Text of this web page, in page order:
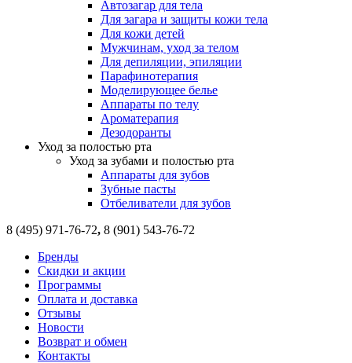
Автозагар для тела
Для загара и защиты кожи тела
Для кожи детей
Мужчинам, уход за телом
Для депиляции, эпиляции
Парафинотерапия
Моделирующее белье
Аппараты по телу
Ароматерапия
Дезодоранты
Уход за полостью рта
Уход за зубами и полостью рта
Аппараты для зубов
Зубные пасты
Отбеливатели для зубов
8 (495) 971-76-72, 8 (901) 543-76-72
Бренды
Скидки и акции
Программы
Оплата и доставка
Отзывы
Новости
Возврат и обмен
Контакты